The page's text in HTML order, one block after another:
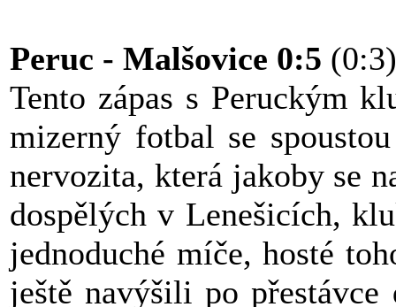
Peruc - Malšovice 0:5 (0:3)
Tento zápas s Peruckým
mizerný fotbal se
nervozita, která jakoby se
dospělých v Lenešicích,
jednoduché míče, hosté
ještě navýšili po